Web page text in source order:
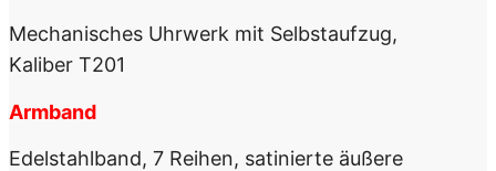
Mechanisches Uhrwerk mit Selbstaufzug,
Kaliber T201
Armband
Edelstahlband, 7 Reihen, satinierte äußere